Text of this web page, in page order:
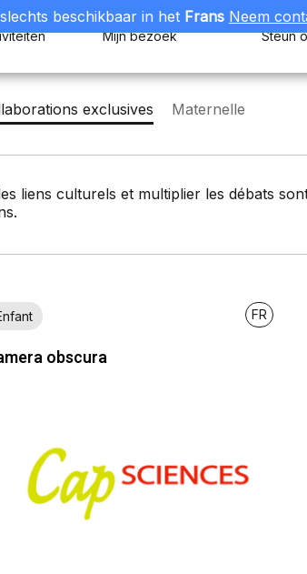
Mijn bezoek Steun
beschikbaar in het Frans Neem
exclusives Maternelle
liens culturels et multiplier les débats
FR
obscura